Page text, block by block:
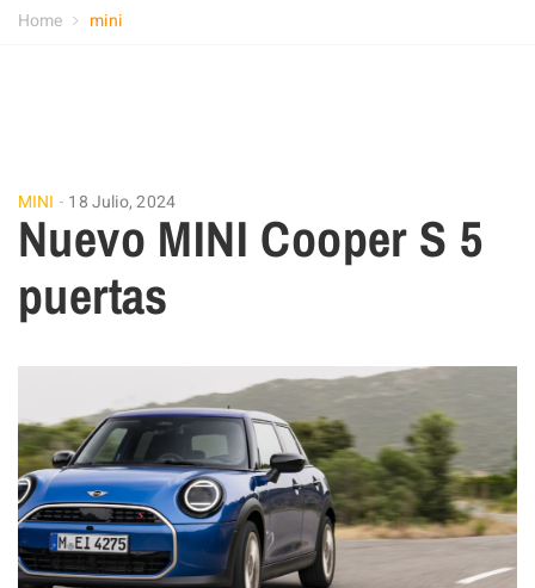
Home mini
MINI 18 Julio, 2024
Nuevo MINI Cooper S 5
puertas